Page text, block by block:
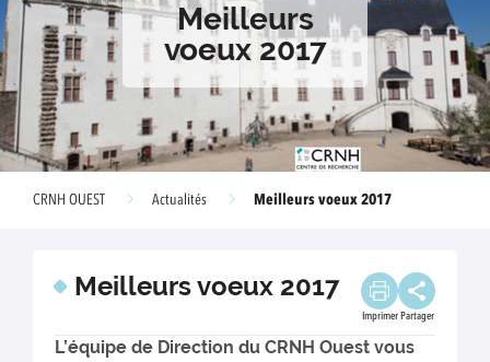
Meilleurs
voeux 2017
CRNH OUEST Actualités Meilleurs voeux 2017
Meilleurs voeux 2017
Imprimer Partager
L’équipe de Direction du CRNH Ouest vous